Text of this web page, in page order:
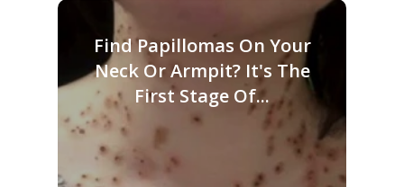
Find Papillomas On Your
Neck Or Armpit? It's The
First Stage Of...